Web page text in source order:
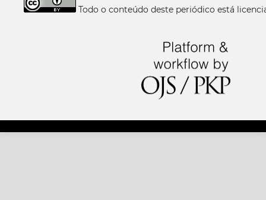
Todo o conteúdo deste periódico está